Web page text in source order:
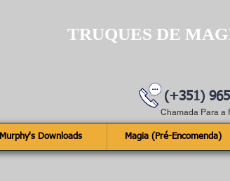
TRUQUES DE
(+351)
Chamada Para a
Murphy's Downloads Magia (Pré-Encomenda)